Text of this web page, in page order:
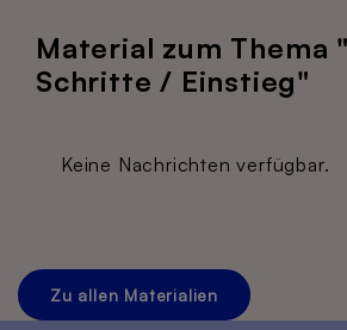
Material zum Thema
Schritte / Einstieg"
Keine Nachrichten verfügbar.
Zu allen Materialien